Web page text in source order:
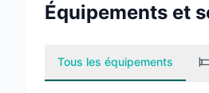
Équipements et
Tous les équipements